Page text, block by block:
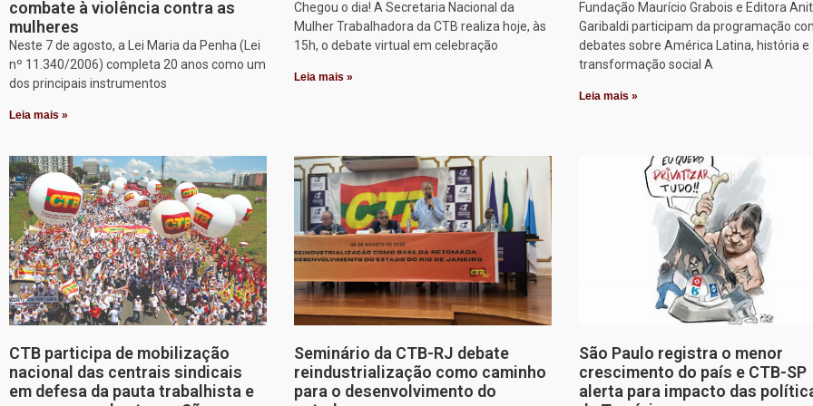
combate à violência contra as
mulheres
Neste 7 de agosto, a Lei Maria da Penha (Lei
nº 11.340/2006) completa 20 anos como um
dos principais instrumentos
Leia mais »
Chegou o dia! A Secretaria Nacional da
Mulher Trabalhadora da CTB realiza hoje, às
15h, o debate virtual em celebração
Leia mais »
Fundação Maurício Grabois e Editora
Garibaldi participam da programação
debates sobre América Latina, história e
transformação social A
Leia mais »
CTB participa de mobilização
nacional das centrais sindicais
em defesa da pauta trabalhista e
Seminário da CTB-RJ debate
reindustrialização como caminho
para o desenvolvimento do
São Paulo registra o menor
crescimento do país e CTB-SP
alerta para impacto das